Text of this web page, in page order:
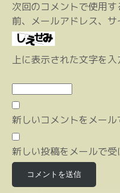
次回のコメントで使用
前、メールアドレス、サ
上に表示された文字を入
新しいコメントをメール
新しい投稿をメールで受